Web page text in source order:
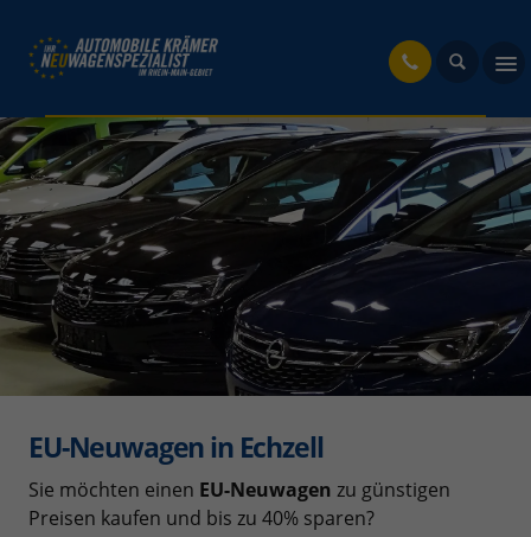
EU-Neuwagen in Echzell
Sie möchten einen EU-Neuwagen zu günstigen
Preisen kaufen und bis zu 40% sparen?